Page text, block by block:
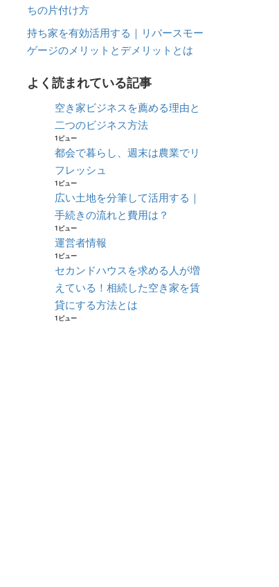
ちの片付け方
持ち家を有効活用する｜リバースモー
ゲージのメリットとデメリットとは
よく読まれている記事
空き家ビジネスを薦める理由と
二つのビジネス方法
1ビュー
都会で暮らし、週末は農業でリ
フレッシュ
1ビュー
広い土地を分筆して活用する｜
手続きの流れと費用は？
1ビュー
運営者情報
1ビュー
セカンドハウスを求める人が増
えている！相続した空き家を賃
貸にする方法とは
1ビュー